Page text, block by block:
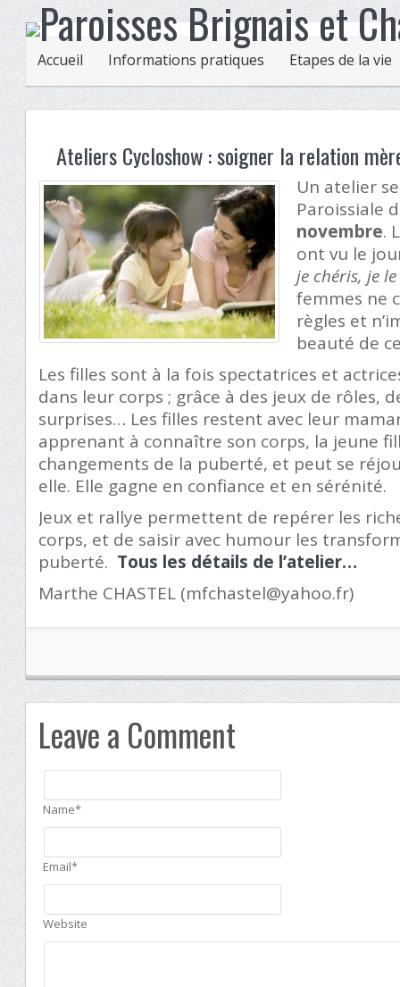
Accueil Informations pratiques Etapes de la vie
Ateliers Cycloshow : soigner la relation
Un atelier
Paroissiale
novembre.
ont vu le
je chéris, je
femmes ne
règles et
beauté de
Les filles sont à la fois spectatrices et
dans leur corps ; grâce à des jeux de rôles,
surprises… Les filles restent avec leur
apprenant à connaître son corps, la jeune
changements de la puberté, et peut se
elle. Elle gagne en confiance et en sérénité.
Jeux et rallye permettent de repérer les
corps, et de saisir avec humour les
puberté. Tous les détails de l’atelier…
Marthe CHASTEL (mfchastel@yahoo.fr)
Leave a Comment
Name*
Email*
Website